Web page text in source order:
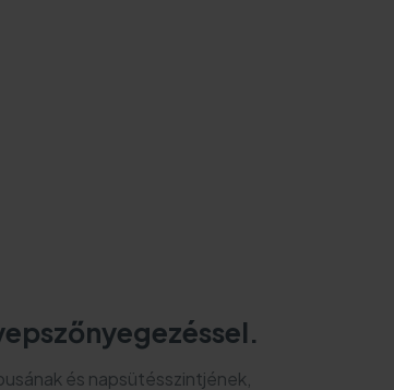
és napsütésszintjének,